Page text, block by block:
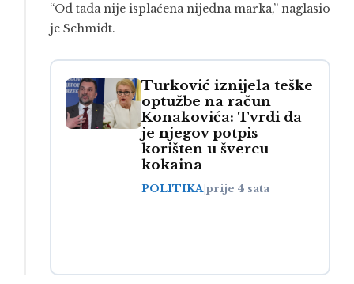
“Od tada nije isplaćena nijedna marka,” naglasio
je Schmidt.
Turković iznijela teške
optužbe na račun
Konakovića: Tvrdi da
je njegov potpis
korišten u švercu
kokaina
POLITIKAprije 4 sata